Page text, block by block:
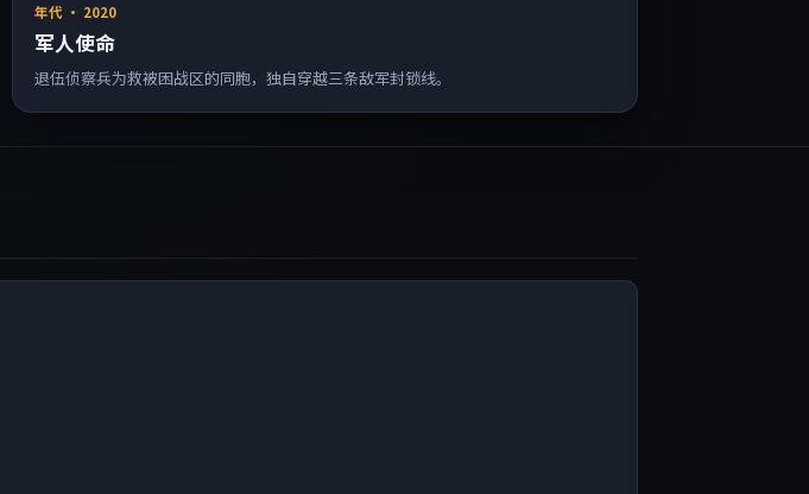
年代 · 2020
军人使命
退伍侦察兵为救被困战区的同胞，独自穿越三条敌军封锁线。